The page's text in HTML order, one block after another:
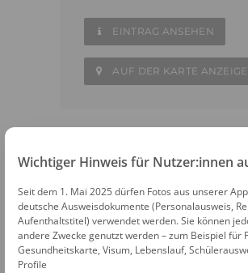
EINTRAG ANSEHEN
AUF DER KARTE
WEITERE FOTOAUTOMATEN
NÄHE
Bamberg
Lichtenfels
Wichtiger Hinweis für Nutzer:innen
Seit dem 1. Mai 2025 dürfen Fotos aus unserer
deutsche Ausweisdokumente (Personalausweis,
Aufenthaltstitel) verwendet werden. Sie können
andere Zwecke genutzt werden – zum Beispiel für
Gesundheitskarte, Visum, Lebenslauf,
Profile